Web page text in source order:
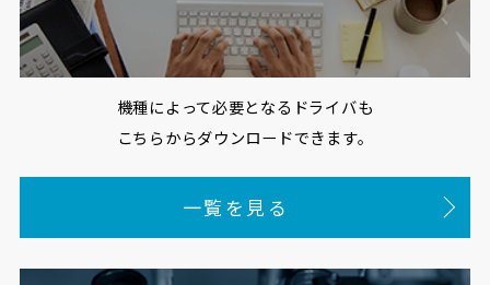
機種によって必要となるドライバも
こちらからダウンロードできます。
一覧を見る